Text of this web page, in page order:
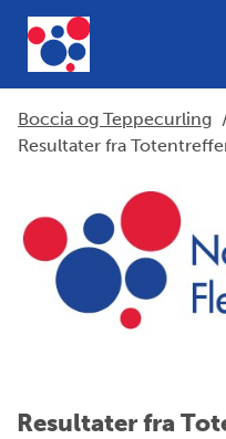
Boccia og Teppecurling
Resultater fra
Resultater fra